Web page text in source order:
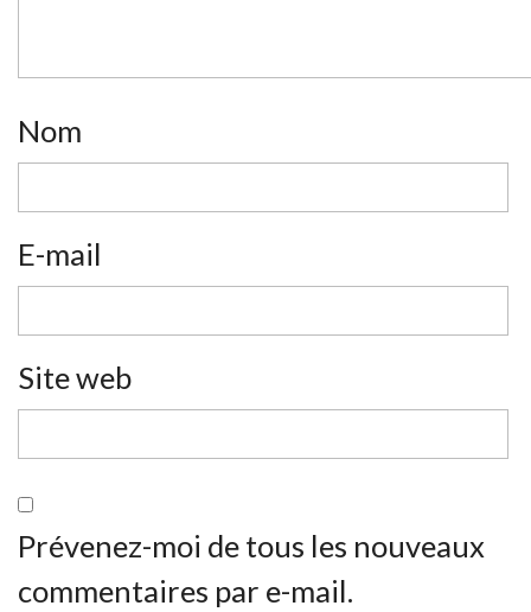
Nom
E-mail
Site web
Prévenez-moi de tous les nouveaux
commentaires par e-mail.